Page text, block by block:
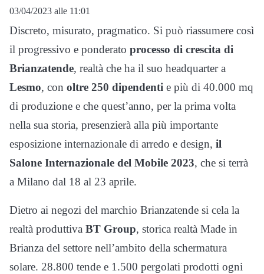
03/04/2023 alle 11:01
Discreto, misurato, pragmatico. Si può riassumere così
il progressivo e ponderato processo di crescita di
Brianzatende, realtà che ha il suo headquarter a
Lesmo, con oltre 250 dipendenti e più di 40.000 mq
di produzione e che quest’anno, per la prima volta
nella sua storia, presenzierà alla più importante
esposizione internazionale di arredo e design, il
Salone Internazionale del Mobile 2023, che si terrà
a Milano dal 18 al 23 aprile.
Dietro ai negozi del marchio Brianzatende si cela la
realtà produttiva BT Group, storica realtà Made in
Brianza del settore nell’ambito della schermatura
solare. 28.800 tende e 1.500 pergolati prodotti ogni